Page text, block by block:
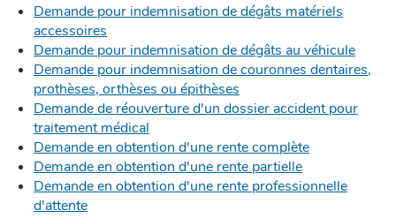
Demande pour indemnisation de dégâts matériels
accessoires
Demande pour indemnisation de dégâts au véhicule
Demande pour indemnisation de couronnes dentaires,
prothèses, orthèses ou épithèses
Demande de réouverture d'un dossier accident pour
traitement médical
Demande en obtention d'une rente complète
Demande en obtention d'une rente partielle
Demande en obtention d'une rente professionnelle
d'attente